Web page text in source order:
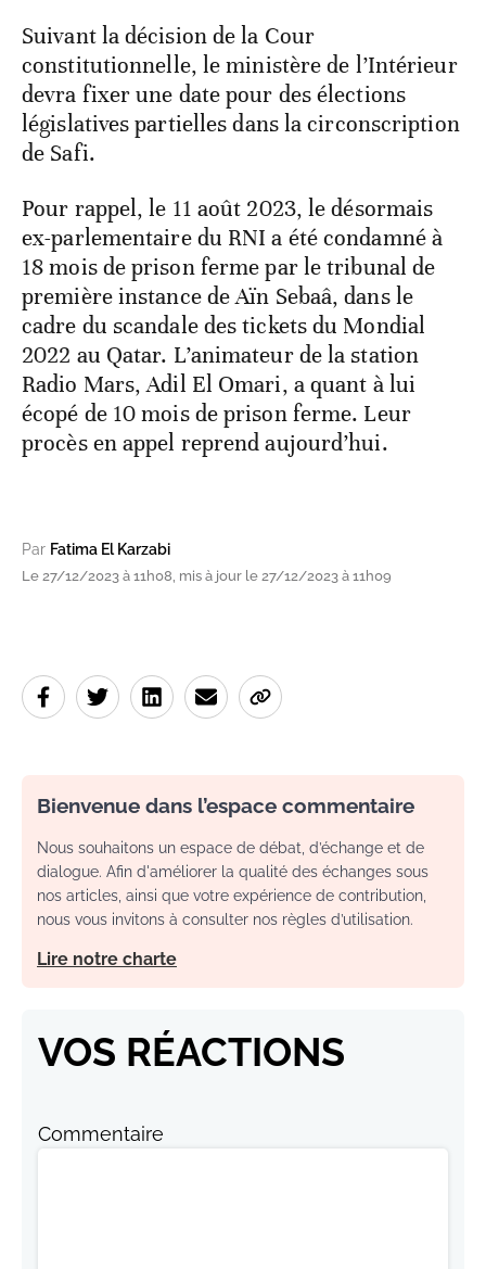
Suivant la décision de la Cour
constitutionnelle, le ministère de l’Intérieur
devra fixer une date pour des élections
législatives partielles dans la circonscription
de Safi.
Pour rappel, le 11 août 2023, le désormais
ex-parlementaire du RNI a été condamné à
18 mois de prison ferme par le tribunal de
première instance de Aïn Sebaâ, dans le
cadre du scandale des tickets du Mondial
2022 au Qatar. L’animateur de la station
Radio Mars, Adil El Omari, a quant à lui
écopé de 10 mois de prison ferme. Leur
procès en appel reprend aujourd’hui.
Par Fatima El Karzabi
Le 27/12/2023 à 11h08, mis à jour le 27/12/2023 à 11h09
Bienvenue dans l’espace commentaire
Nous souhaitons un espace de débat, d’échange et de
dialogue. Afin d'améliorer la qualité des échanges sous
nos articles, ainsi que votre expérience de contribution,
nous vous invitons à consulter nos règles d’utilisation.
Lire notre charte
VOS RÉACTIONS
Commentaire